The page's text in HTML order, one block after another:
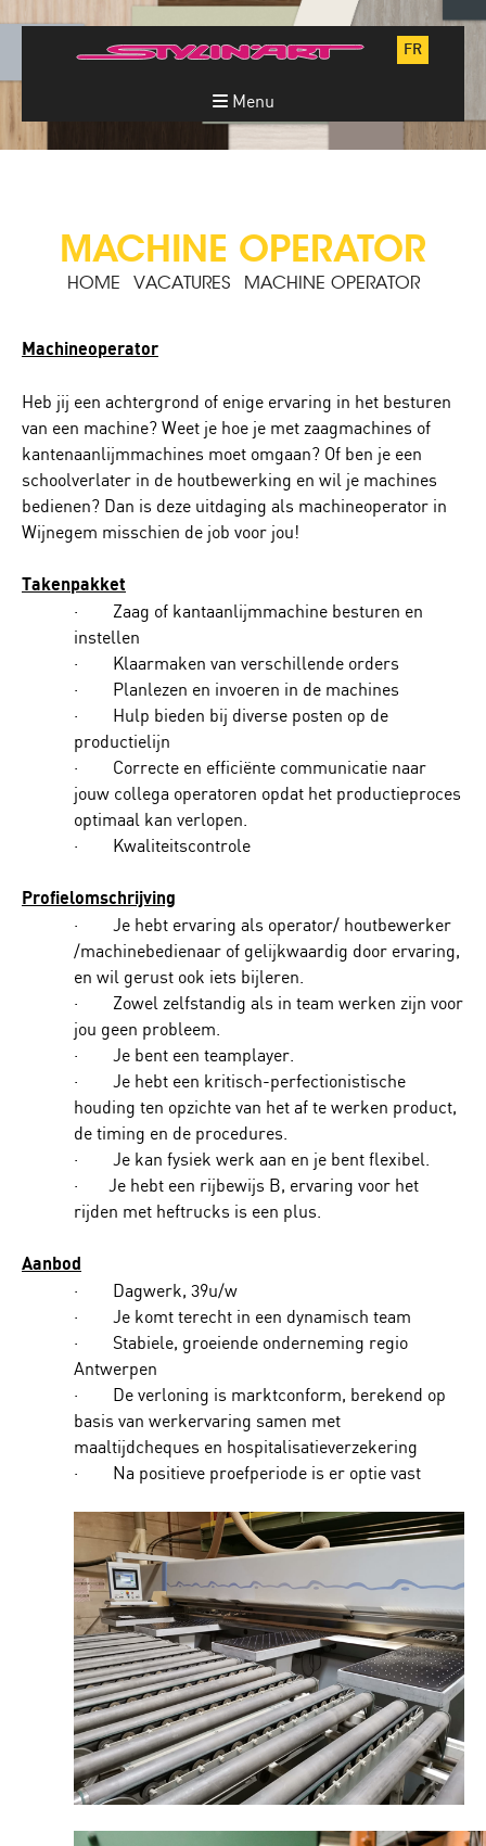
FR
Menu
MACHINE OPERATOR
HOME VACATURES MACHINE OPERATOR
Machineoperator
Heb jij een achtergrond of enige ervaring in het besturen
van een machine? Weet je hoe je met zaagmachines of
kantenaanlijmmachines moet omgaan? Of ben je een
schoolverlater in de houtbewerking en wil je machines
bedienen? Dan is deze uitdaging als machineoperator in
Wijnegem misschien de job voor jou!
Takenpakket
· Zaag of kantaanlijmmachine besturen en
instellen
· Klaarmaken van verschillende orders
· Planlezen en invoeren in de machines
· Hulp bieden bij diverse posten op de
productielijn
· Correcte en efficiënte communicatie naar
jouw collega operatoren opdat het productieproces
optimaal kan verlopen.
· Kwaliteitscontrole
Profielomschrijving
· Je hebt ervaring als operator/ houtbewerker
/machinebedienaar of gelijkwaardig door ervaring,
en wil gerust ook iets bijleren.
· Zowel zelfstandig als in team werken zijn voor
jou geen probleem.
· Je bent een teamplayer.
· Je hebt een kritisch-perfectionistische
houding ten opzichte van het af te werken product,
de timing en de procedures.
· Je kan fysiek werk aan en je bent flexibel.
· Je hebt een rijbewijs B, ervaring voor het
rijden met heftrucks is een plus.
Aanbod
· Dagwerk, 39u/w
· Je komt terecht in een dynamisch team
· Stabiele, groeiende onderneming regio
Antwerpen
· De verloning is marktconform, berekend op
basis van werkervaring samen met
maaltijdcheques en hospitalisatieverzekering
· Na positieve proefperiode is er optie vast